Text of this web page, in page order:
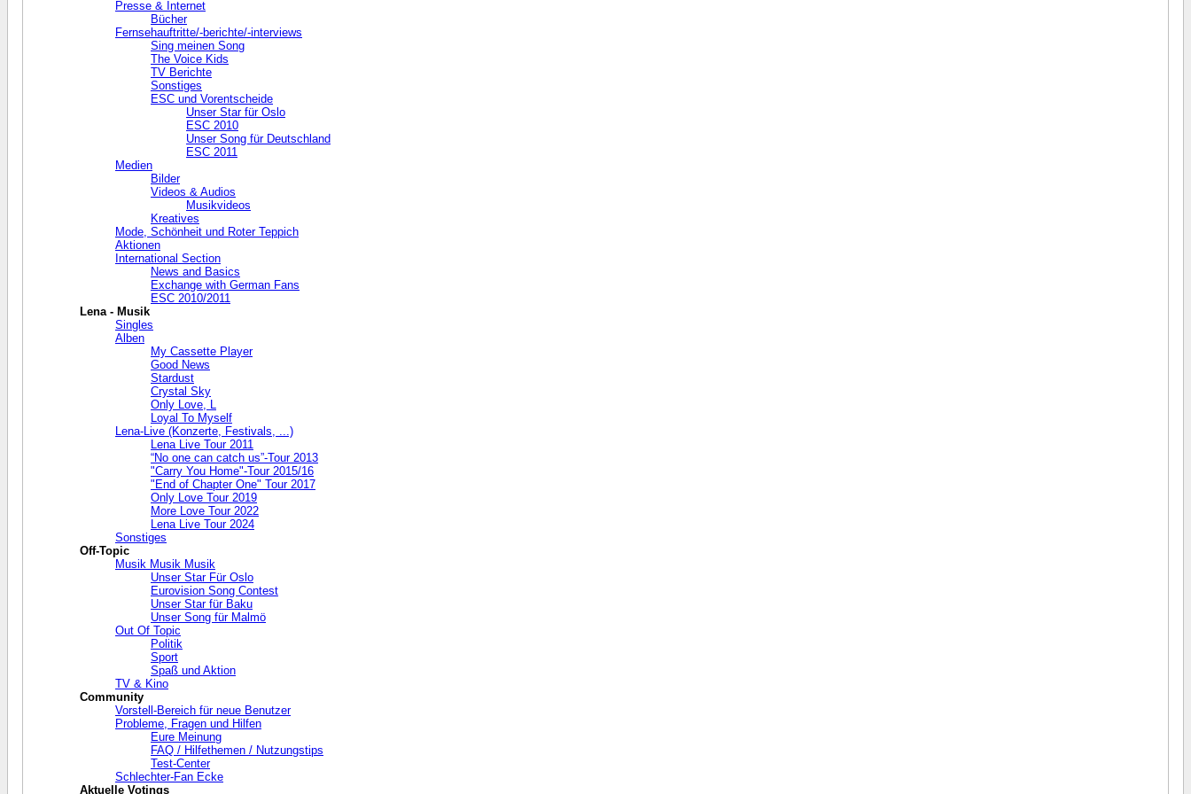
Presse & Internet
Bücher
Fernsehauftritte/-berichte/-interviews
Sing meinen Song
The Voice Kids
TV Berichte
Sonstiges
ESC und Vorentscheide
Unser Star für Oslo
ESC 2010
Unser Song für Deutschland
ESC 2011
Medien
Bilder
Videos & Audios
Musikvideos
Kreatives
Mode, Schönheit und Roter Teppich
Aktionen
International Section
News and Basics
Exchange with German Fans
ESC 2010/2011
Lena - Musik
Singles
Alben
My Cassette Player
Good News
Stardust
Crystal Sky
Only Love, L
Loyal To Myself
Lena-Live (Konzerte, Festivals, ...)
Lena Live Tour 2011
“No one can catch us”-Tour 2013
"Carry You Home"-Tour 2015/16
"End of Chapter One" Tour 2017
Only Love Tour 2019
More Love Tour 2022
Lena Live Tour 2024
Sonstiges
Off-Topic
Musik Musik Musik
Unser Star Für Oslo
Eurovision Song Contest
Unser Star für Baku
Unser Song für Malmö
Out Of Topic
Politik
Sport
Spaß und Aktion
TV & Kino
Community
Vorstell-Bereich für neue Benutzer
Probleme, Fragen und Hilfen
Eure Meinung
FAQ / Hilfethemen / Nutzungstips
Test-Center
Schlechter-Fan Ecke
Aktuelle Votings